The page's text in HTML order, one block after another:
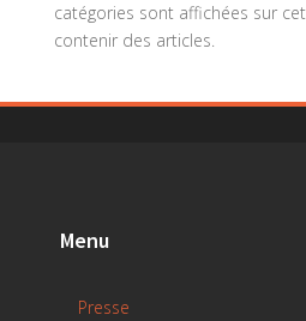
catégories sont affichées sur
contenir des articles.
Menu
Presse